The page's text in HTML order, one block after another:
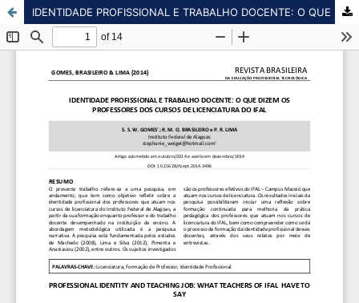
IDENTIDADE PROFISSIONAL E TRABALHO DOCENTE: O QUE DIZEM OS PROFESSORES DOS CURSOS DE LICENCIATURA DO IFAL